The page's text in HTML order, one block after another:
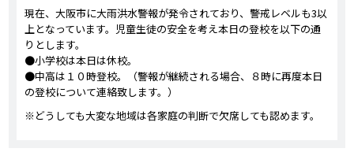
現在、大阪市に大雨洪水警報が発令されており、警戒レベルも3以
上となっています。児童生徒の安全を考え本日の登校を以下の通
りとします。
●小学校は本日は休校。
●中高は１０時登校。（警報が継続される場合、８時に再度本日
の登校について連絡致します。）
※どうしても大変な地域は各家庭の判断で欠席しても認めます。